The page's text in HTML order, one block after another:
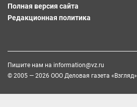
Полная версия сайта
Редакционная политика
Пишите нам на information@vz.ru
© 2005 — 2026 ООО Деловая газета «Взгляд»